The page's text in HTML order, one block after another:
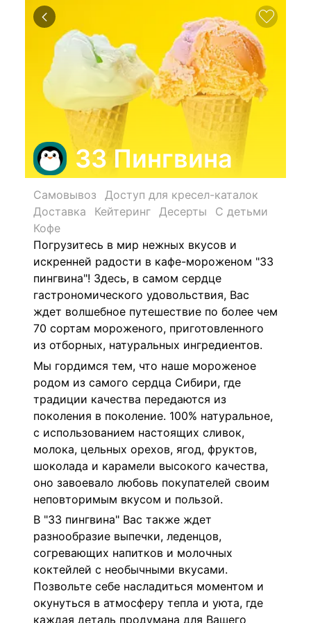
33 Пингвина
Самовывоз
Доступ для кресел-каталок
Доставка
Кейтеринг Десерты
С детьми
Кофе
Погрузитесь в мир нежных вкусов и
искренней радости в кафе-мороженом "33
пингвина"! Здесь, в самом сердце
гастрономического удовольствия, Вас
ждет волшебное путешествие по более чем
70 сортам мороженого, приготовленного
из отборных, натуральных ингредиентов.
Мы гордимся тем, что наше мороженое
родом из самого сердца Сибири, где
традиции качества передаются из
поколения в поколение. 100% натуральное,
с использованием настоящих сливок,
молока, цельных орехов, ягод, фруктов,
шоколада и карамели высокого качества,
оно завоевало любовь покупателей своим
неповторимым вкусом и пользой.
В "33 пингвина" Вас также ждет
разнообразие выпечки, леденцов,
согревающих напитков и молочных
коктейлей с необычными вкусами.
Позвольте себе насладиться моментом и
окунуться в атмосферу тепла и уюта, где
каждая деталь продумана для Вашего